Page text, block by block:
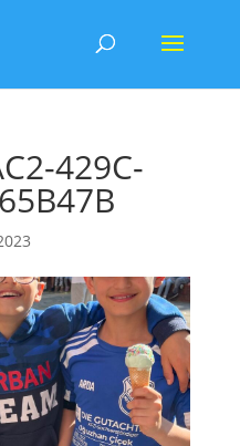
429C-